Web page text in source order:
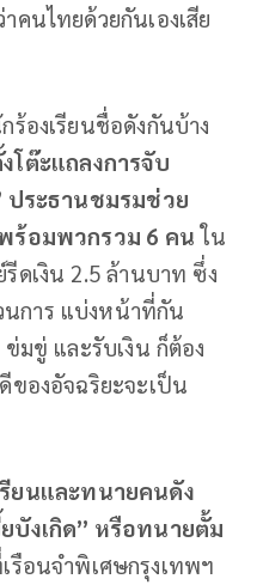
คนไทยด้วยกันเองเสีย
ร้องเรียนชื่อดังกันบ้าง
โต๊ะแถลงการจับ
ประธานชมรมช่วย
ร้อมพวกรวม 6 คน ใน
ดเงิน 2.5 ล้านบาท ซึ่ง
นการ แบ่งหน้าที่กัน
มขู่ และรับเงิน ก็ต้อง
ของอัจฉริยะจะเป็น
ยนและทนายคนดัง
บังเกิด” หรือทนายตั้ม
รือนจำพิเศษกรุงเทพฯ